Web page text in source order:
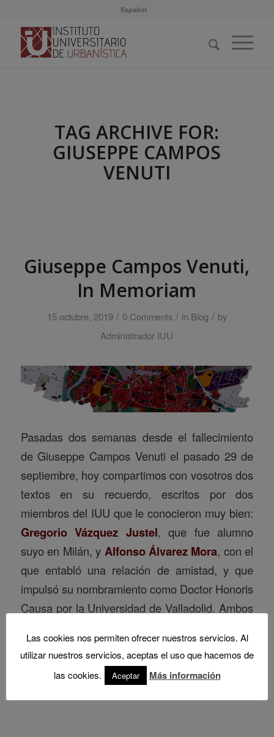
Español
TAG ARCHIVE FOR:
GIUSEPPE CAMPOS
VENUTI
Giuseppe Campos Venuti,
In Memoriam
15 octubre, 2019 / 0 Comments / in Blog / by
Administrador IUU
Pasadas dos semanas desde el fallecimiento
de Giuseppe Campos Venuti el pasado 29 de
septiembre, hoy compartimos con vosotros dos
textos en su recuerdo, escritos por dos
miembros del IUU que le conocieron muy bien:
Gregorio Vázquez Justel, que fue alumno
suyo en Milán, y Alfonso Álvarez Mora, con el
que entabló una relación de amistad, y que
impulsó su nombramiento como Doctor Honoris
Causa por la Universidad de Valladolid. Ambos
Memoriam” del número 23 de la revista
Las cookies nos permiten ofrecer nuestros servicios. Al
utilizar nuestros servicios, aceptas el uso que hacemos de
las cookies.
Aceptar Más información